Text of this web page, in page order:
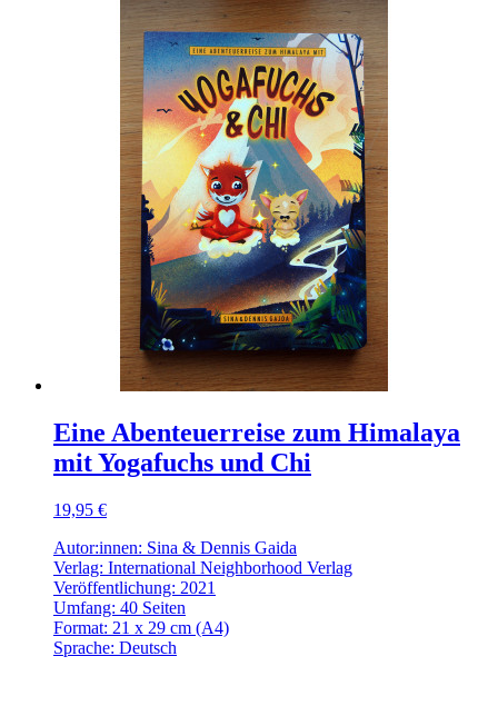
Eine Abenteuerreise zum Himalaya
mit Yogafuchs und Chi
19,95 €
Autor:innen: Sina & Dennis Gaida
Verlag: International Neighborhood Verlag
Veröffentlichung: 2021
Umfang: 40 Seiten
Format: 21 x 29 cm (A4)
Sprache: Deutsch